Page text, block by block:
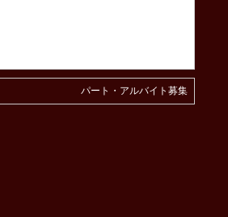
パート・アルバイト募集